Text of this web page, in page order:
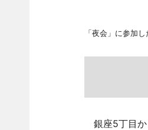
「夜会」に参加
銀座5丁目か